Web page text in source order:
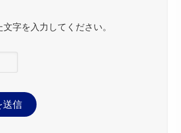
文字を入力してください。